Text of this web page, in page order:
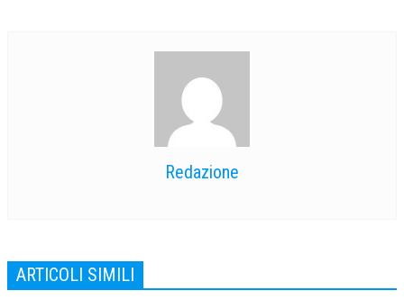
Redazione
ARTICOLI SIMILI